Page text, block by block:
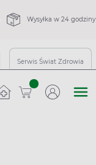
Wysyłka w 24 godziny
Serwis Świat Zdrowia
sztuk